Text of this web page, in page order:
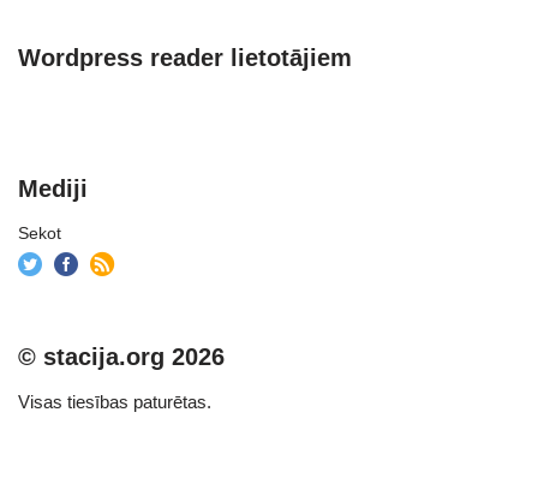
Wordpress reader lietotājiem
Mediji
Sekot
© stacija.org 2026
Visas tiesības paturētas.